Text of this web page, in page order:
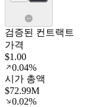
검증된 컨트랙트
가격
$1.00
0.04%
시가 총액
$72.99M
0.02%